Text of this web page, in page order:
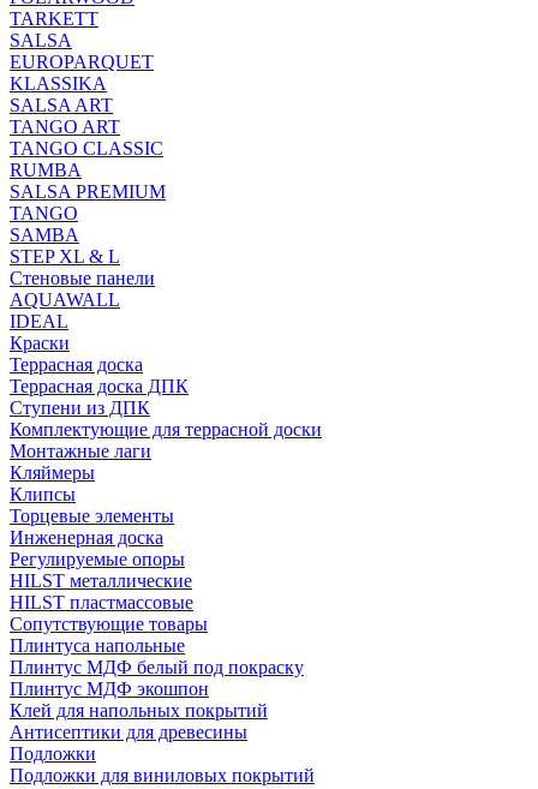
TARKETT
SALSA
EUROPARQUET
KLASSIKA
SALSA ART
TANGO ART
TANGO CLASSIC
RUMBA
SALSA PREMIUM
TANGO
SAMBA
STEP XL & L
Стеновые панели
AQUAWALL
IDEAL
Краски
Террасная доска
Террасная доска ДПК
Ступени из ДПК
Комплектующие для террасной доски
Монтажные лаги
Кляймеры
Клипсы
Торцевые элементы
Инженерная доска
Регулируемые опоры
HILST металлические
HILST пластмассовые
Сопутствующие товары
Плинтуса напольные
Плинтус МДФ белый под покраску
Плинтус МДФ экошпон
Клей для напольных покрытий
Антисептики для древесины
Подложки
Подложки для виниловых покрытий